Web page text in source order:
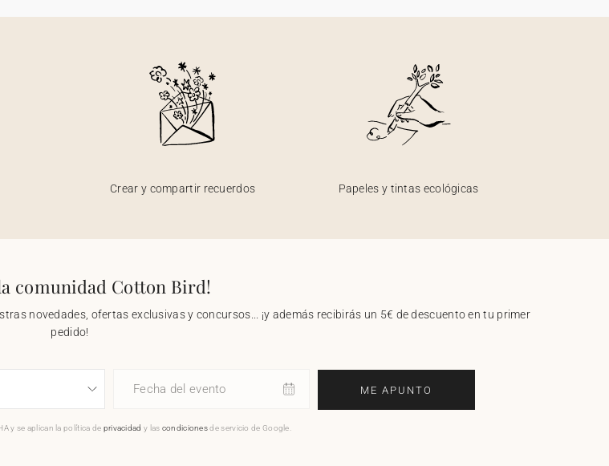
Crear y compartir recuerdos Papeles y tintas ecológicas
comunidad Cotton Bird!
novedades, ofertas exclusivas y concursos... ¡y además recibirás un 5€ de descuento en tu primer
pedido!
Fecha del evento ME APUNTO
y se aplican la política de privacidad y las condicionesde servicio de Google.